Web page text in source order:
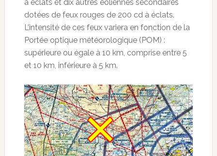
à éclats et dix autres éoliennes secondaires
dotées de feux rouges de 200 cd à éclats.
L’intensité de ces feux variera en fonction de la
Portée optique météorologique (POM) :
supérieure ou égale à 10 km, comprise entre 5
et 10 km, inférieure à 5 km.